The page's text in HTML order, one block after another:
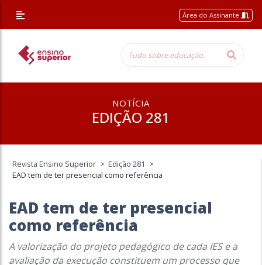
Área do Assinante
NOTÍCIA
EDIÇÃO 281
Revista Ensino Superior > Edição 281 >
EAD tem de ter presencial como referência
EAD tem de ter presencial
como referência
A valorização do projeto pedagógico de cada IES e a
avaliação da execução constituem um processo que